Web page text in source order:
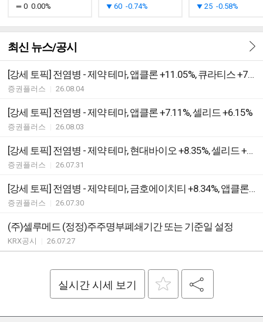
0 0.00% 60 -0.74% 25 -0.58%
최신 뉴스/공시
[강세 토픽] 전염병 - 제약 테마, 앱클론 +11.05%, 큐라티스 +7.03%
증권플러스 26.08.04
[강세 토픽] 전염병 - 제약 테마, 앱클론 +7.11%, 셀리드 +6.15%
증권플러스 26.08.03
[강세 토픽] 전염병 - 제약 테마, 현대바이오 +8.35%, 셀리드 +8.23%
증권플러스 26.07.31
[강세 토픽] 전염병 - 제약 테마, 금호에이치티 +8.34%, 앱클론 +7.31%
증권플러스 26.07.30
(주)셀루메드 (정정)주주명부폐쇄기간 또는 기준일 설정
KRX공시 26.07.27
실시간 시세 보기